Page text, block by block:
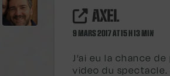
AXEL
9 MARS 2017 AT 15 H 13 MIN
J’ai eu la chance
video du